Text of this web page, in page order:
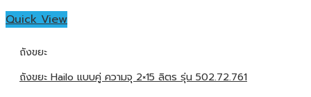
Quick View
ถังขยะ
ถังขยะ Hailo แบบคู่ ความจุ 2×15 ลิตร รุ่น 502.72.761